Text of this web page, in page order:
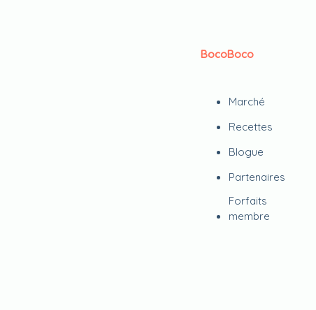
BocoBoco
Marché
Recettes
Blogue
Partenaires
Forfaits
membre